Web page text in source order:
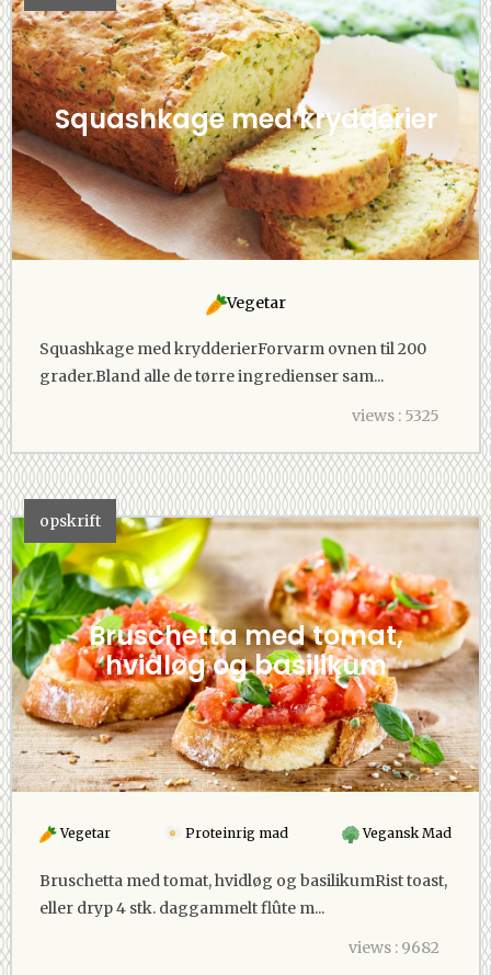
Squashkage med krydderier
Vegetar
Squashkage med krydderierForvarm ovnen til 200
grader.Bland alle de tørre ingredienser sam...
views : 5325
opskrift
Bruschetta med tomat,
hvidløg og basilikum
Vegetar Proteinrig mad Vegansk Mad
Bruschetta med tomat, hvidløg og basilikumRist toast,
eller dryp 4 stk. daggammelt flûte m...
views : 9682